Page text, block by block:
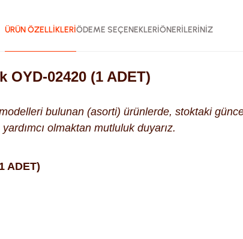
ÜRÜN ÖZELLİKLERİÖDEME SEÇENEKLERİÖNERİLERİNİZ
02420 (1 ADET)
bulunan (asorti) ürünlerde, stoktaki
olmaktan mutluluk duyarız.
ADET)